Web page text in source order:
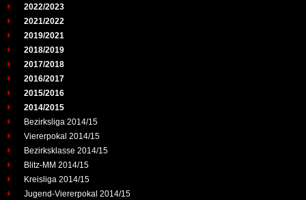
2022/2023
2021/2022
2019/2021
2018/2019
2017/2018
2016/2017
2015/2016
2014/2015
Bezirksliga 2014/15
Viererpokal 2014/15
Bezirksklasse 2014/15
Blitz-MM 2014/15
Kreisliga 2014/15
Jugend-Viererpokal 2014/15